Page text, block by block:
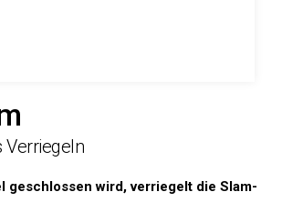
Verriegeln
geschlossen wird, verriegelt die Slam-